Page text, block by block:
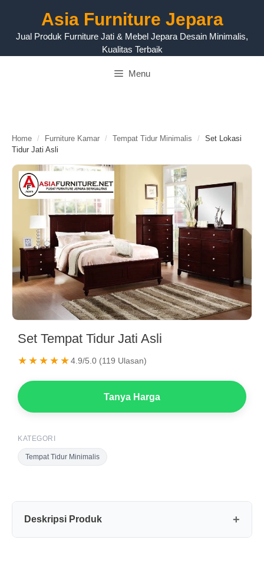
Asia Furniture Jepara
Jual Produk Furniture Jati & Mebel Jepara Desain Minimalis,
Kualitas Terbaik
Menu
Home / Furniture Kamar / Tempat Tidur Minimalis / Set Lokasi
Tidur Jati Asli
Set Tempat Tidur Jati Asli
★★★★★4.9/5.0 (119 Ulasan)
Tanya Harga
KATEGORI
Tempat Tidur Minimalis
Deskripsi Produk